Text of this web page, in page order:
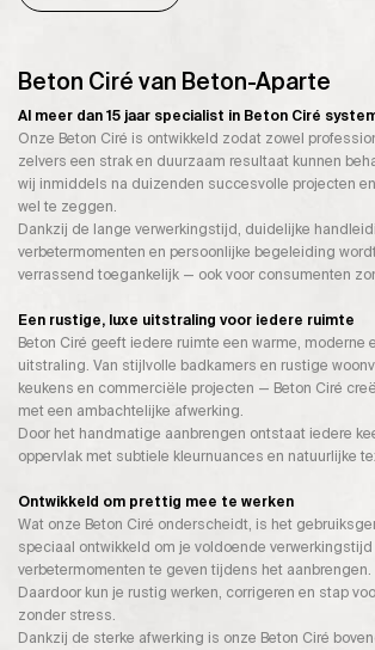
Beton Ciré van Beton-Aparte
Al meer dan 15 jaar specialist in Beton Ciré
Onze Beton Ciré is ontwikkeld zodat zowel
zelvers een strak en duurzaam resultaat kunnen
wij inmiddels na duizenden succesvolle projecten
wel te zeggen.
Dankzij de lange verwerkingstijd, duidelijke
verbetermomenten en persoonlijke begeleiding
verrassend toegankelijk — ook voor consumenten
Een rustige, luxe uitstraling voor iedere ruimte
Beton Ciré geeft iedere ruimte een warme, moderne
uitstraling. Van stijlvolle badkamers en rustige
keukens en commerciële projecten — Beton Ciré
met een ambachtelijke afwerking.
Door het handmatige aanbrengen ontstaat iedere
oppervlak met subtiele kleurnuances en natuurlijke
Ontwikkeld om prettig mee te werken
Wat onze Beton Ciré onderscheidt, is het
speciaal ontwikkeld om je voldoende
verbetermomenten te geven tijdens het aanbrengen.
Daardoor kun je rustig werken, corrigeren en stap
zonder stress.
Dankzij de sterke afwerking is onze Beton Ciré